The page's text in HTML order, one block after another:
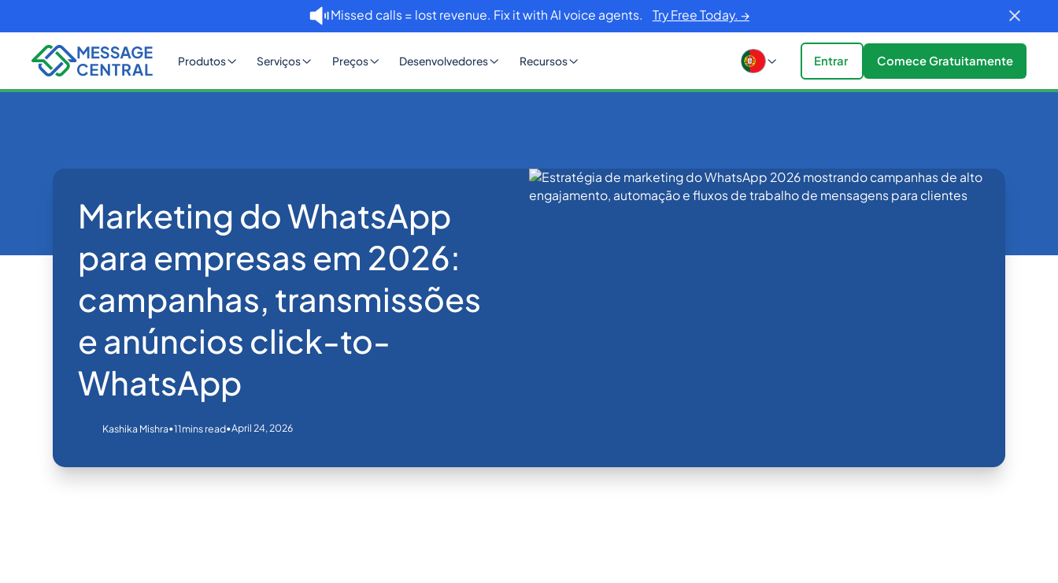
Missed calls = lost revenue. Fix it with AI voice agents. Try Free Today. →
Produtos Serviços Preços Desenvolvedores Recursos Entrar Comece Gratuitamente
Home Blog WhatsApp Marketing do WhatsApp para empresas em 2026: campanhas, transmissões e anúncios click-to-WhatsApp
Marketing do WhatsApp
para empresas em 2026:
campanhas, transmissões
e anúncios click-to-
WhatsApp
Kashika Mishra•11mins read•April 24, 2026